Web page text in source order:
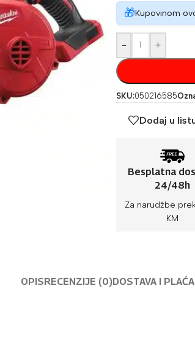
🎁Kupovinom
- +
SKU:050216585
Dodaj u
Besplatna
24/48h
Za narudžbe
KM
OPISRECENZIJE (0)DOSTAVA I